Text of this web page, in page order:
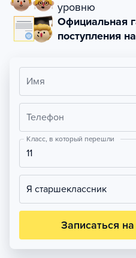
уровню
Официальная
поступления
Имя
Телефон
Класс, в который перешли
11
Я старшеклассник
Записаться